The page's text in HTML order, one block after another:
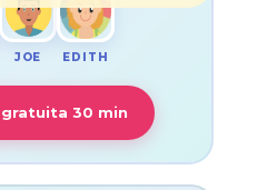
JOE EDITH
30 min